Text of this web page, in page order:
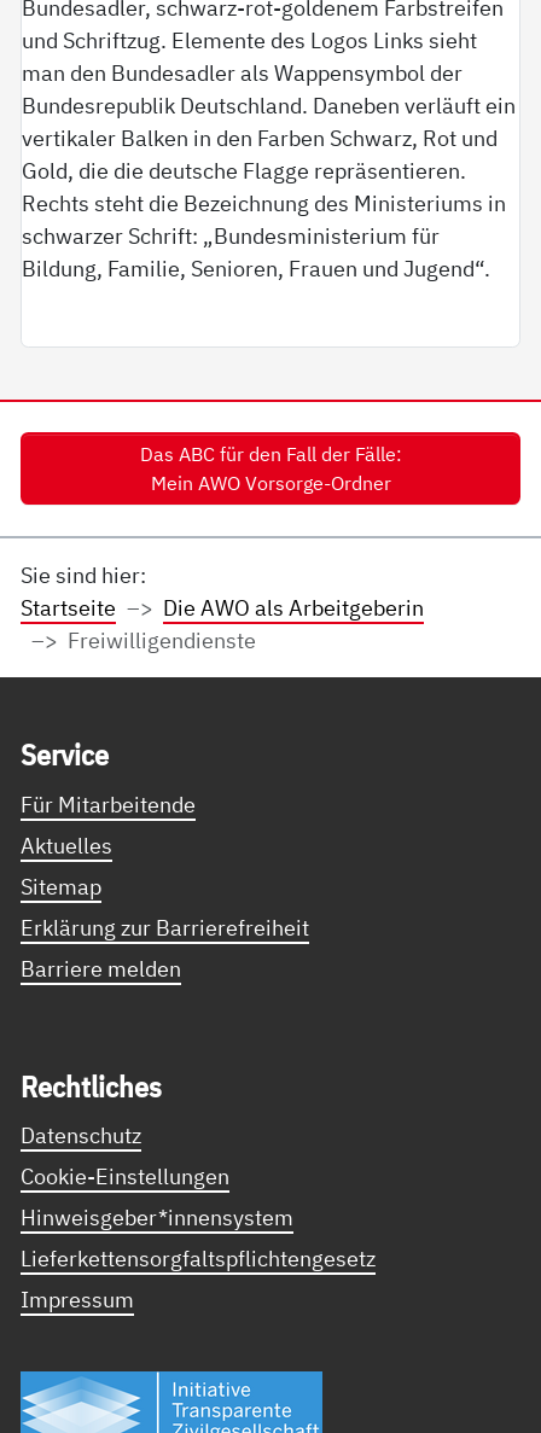
Das ABC für den Fall der Fälle:
Mein AWO Vorsorge-Ordner
Sie sind hier:
Startseite
Die AWO als Arbeitgeberin
Freiwilligendienste
Ser­vice
Für Mitarbeitende
Aktuelles
Sitemap
Erklärung zur Barrierefreiheit
Barriere melden
Recht­li­ches
Datenschutz
Cookie-Einstellungen
Hinweisgeber*innensystem
Lieferkettensorgfaltspflichtengesetz
Impressum